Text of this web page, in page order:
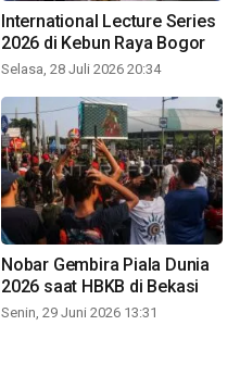
International Lecture Series
2026 di Kebun Raya Bogor
Selasa, 28 Juli 2026 20:34
Nobar Gembira Piala Dunia
2026 saat HBKB di Bekasi
Senin, 29 Juni 2026 13:31